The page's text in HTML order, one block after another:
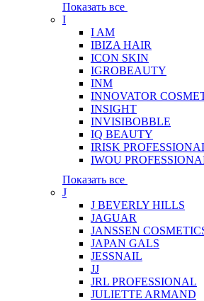
Показать все
I
I AM
IBIZA HAIR
ICON SKIN
IGROBEAUTY
INM
INNOVATOR
INSIGHT
INVISIBOBBLE
IQ BEAUTY
IRISK
IWOU
Показать все
J
J BEVERLY HILLS
JAGUAR
JANSSEN
JAPAN GALS
JESSNAIL
JJ
JRL PROFESSIONAL
JULIETTE ARMAND